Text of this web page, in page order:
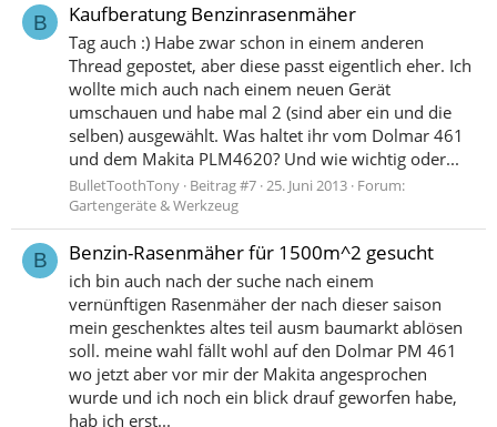
B Kaufberatung Benzinrasenmäher
Tag auch :) Habe zwar schon in einem anderen
Thread gepostet, aber diese passt eigentlich eher. Ich
wollte mich auch nach einem neuen Gerät
umschauen und habe mal 2 (sind aber ein und die
selben) ausgewählt. Was haltet ihr vom Dolmar 461
und dem Makita PLM4620? Und wie wichtig oder...
BulletToothTony Beitrag #7 25. Juni 2013 Forum:
Gartengeräte & Werkzeug
B Benzin-Rasenmäher für 1500m^2 gesucht
ich bin auch nach der suche nach einem
vernünftigen Rasenmäher der nach dieser saison
mein geschenktes altes teil ausm baumarkt ablösen
soll. meine wahl fällt wohl auf den Dolmar PM 461
wo jetzt aber vor mir der Makita angesprochen
wurde und ich noch ein blick drauf geworfen habe,
hab ich erst...